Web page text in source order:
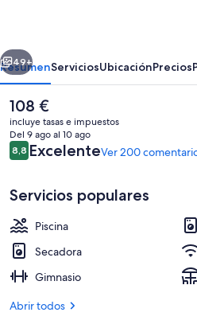
Salamanca
Siguiente
49+
ResumenServiciosUbicaciónPrecios
El
precio
actual
es
de
108 €
incluye tasas e impuestos
Del 9 ago al 10 ago
Comentarios
8,88,8 de 10
ExcelenteVer 200
Servicios populares
Piscina
Secadora
Gimnasio
Abrir todos